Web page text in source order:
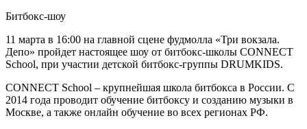
Битбокс-шоу
11 марта в 16:00 на главной сцене фудмолла «Три вокзала.
Депо» пройдет настоящее шоу от битбокс-школы CONNECT
School, при участии детской битбокс-группы DRUMKIDS.
CONNECT School – крупнейшая школа битбокса в России. С
2014 года проводит обучение битбоксу и созданию музыки в
Москве, а также онлайн обучение во всех регионах РФ.